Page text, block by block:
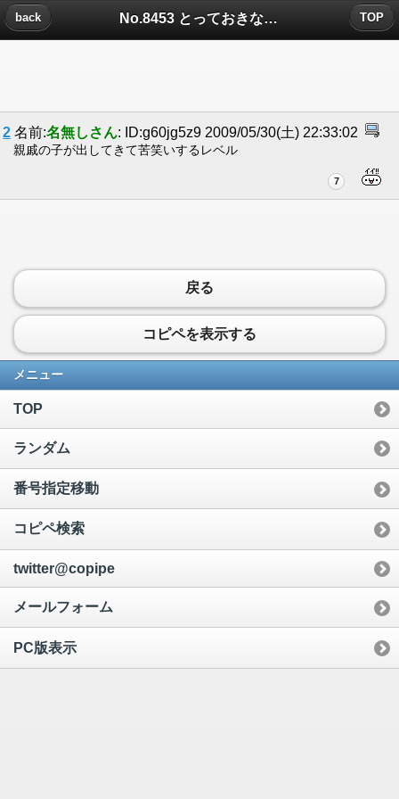
No.8453 とっておきな情報だよなんと！パソコンにこんなすごい機能がついた！についたコメント
back TOP
2 名前:名無しさん: ID:g60jg5z9 2009/05/30(土) 22:33:02
親戚の子が出してきて苦笑いするレベル
7
戻る
コピペを表示する
メニュー
TOP
ランダム
番号指定移動
コピペ検索
twitter@copipe
メールフォーム
PC版表示